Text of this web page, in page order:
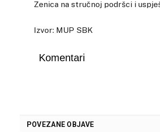
Zenica na stručnoj podršci i
Izvor: MUP SBK
Komentari
POVEZANE OBJAVE